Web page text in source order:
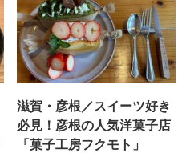
滋賀・彦根／スイーツ好き
必見！彦根の人気洋菓子店
「菓子工房フクモト」